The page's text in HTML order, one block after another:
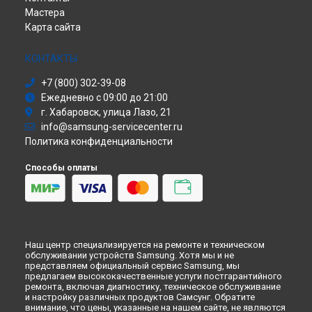
Ремонт телевизора UE43N5300A Samsung в
Ремонт телевизора UE43N5300A Samsung в
Ремонт телевизора UE43N5300A Samsung в
Сабвуфер
Холодильник
Моноблок
Атс
Смарт-часы
Варочная панель
Посудомоечная машина
Морозильная камера
Кондиционер
Духовой шкаф
Вытяжка
Мастера
Карта сайта
КОНТАКТЫ
+7 (800) 302-39-08
Ежедневно с 09:00 до 21:00
г. Хабаровск, улица Лазо, 21
info@samsung-servicecenter.ru
Политика конфиденциальности
Способы оплаты
Наш центр специализируется на ремонте и техническом
обслуживании устройств Samsung. Хотя мы и не
представляем официальный сервис Samsung, мы
предлагаем высококачественные услуги постгарантийного
ремонта, включая диагностику, техническое обслуживание
и настройку различных продуктов Самсунг. Обратите
внимание, что цены, указанные на нашем сайте, не являются